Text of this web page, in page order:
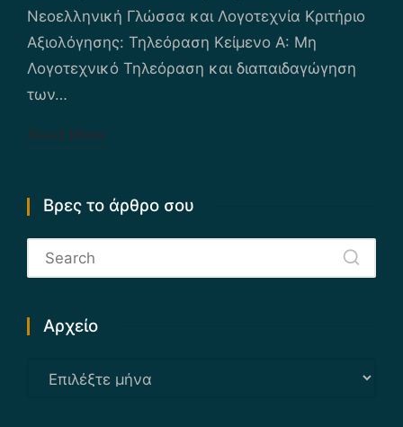
Νεοελληνική Γλώσσα και Λογοτεχνία Κριτήριο
Αξιολόγησης: Τηλεόραση Κείμενο Α: Μη
Λογοτεχνικό Τηλεόραση και διαπαιδαγώγηση
των…
Read More
Βρες το άρθρο σου
Αρχείο
Αρχείο